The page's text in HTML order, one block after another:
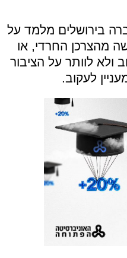
בירושלים מלמד על
מהצרכן החרדי, או
ולא לוותר על הציבור
לעקוב.